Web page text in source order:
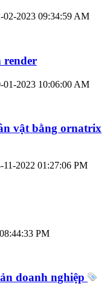
02-2023 09:34:59 AM
render
01-2023 10:06:00 AM
vật bằng ornatrix
11-2022 01:27:06 PM
08:44:33 PM
doanh nghiệp